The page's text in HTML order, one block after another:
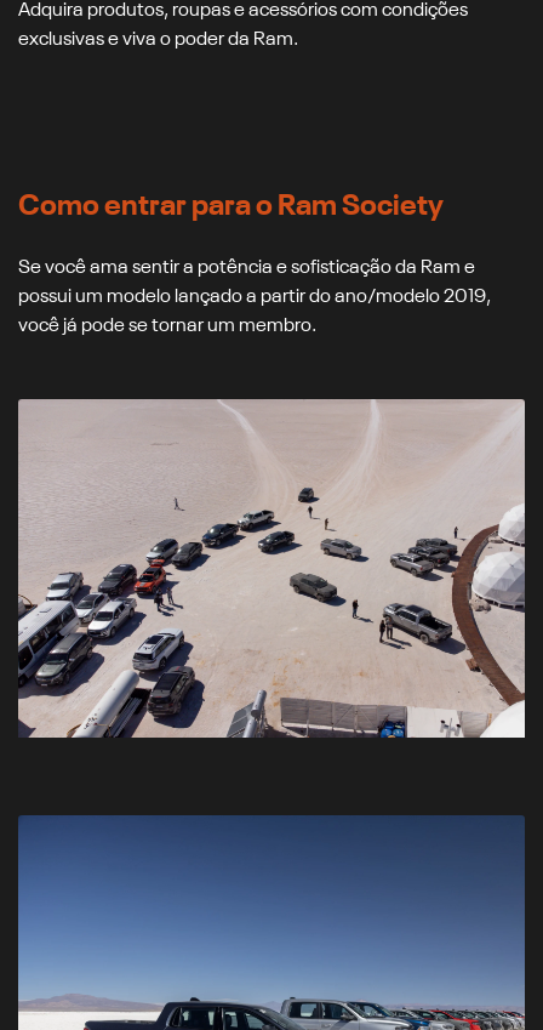
Adquira produtos, roupas e acessórios com condições
exclusivas e viva o poder da Ram.
Como entrar para o Ram Society
Se você ama sentir a potência e sofisticação da Ram e
possui um modelo lançado a partir do ano/modelo 2019,
você já pode se tornar um membro.